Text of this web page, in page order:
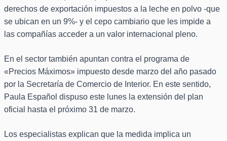
derechos de exportación impuestos a la leche en polvo -que
se ubican en un 9%- y el cepo cambiario que les impide a
las compañías acceder a un valor internacional pleno.
En el sector también apuntan contra el programa de
«Precios Máximos» impuesto desde marzo del año pasado
por la Secretaría de Comercio de Interior. En este sentido,
Paula Español dispuso este lunes la extensión del plan
oficial hasta el próximo 31 de marzo.
Los especialistas explican que la medida implica un